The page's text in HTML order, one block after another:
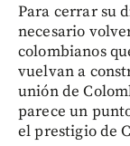
Para cerrar su
necesario
colombianos
vuelvan a
unión de
parece un
el prestigio de